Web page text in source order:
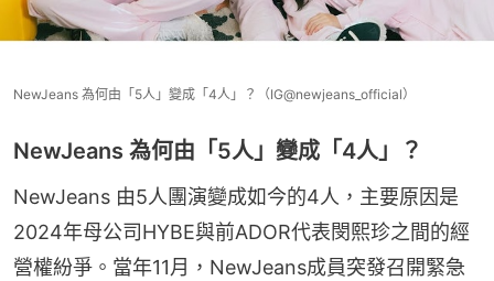
NewJeans 為何由「5人」變成「4人」？（IG@newjeans_official）
NewJeans 為何由「5人」變成「4人」？
NewJeans 由5人團演變成如今的4人，主要原因是
2024年母公司HYBE與前ADOR代表閔熙珍之間的經
營權紛爭。當年11月，NewJeans成員突發召開緊急